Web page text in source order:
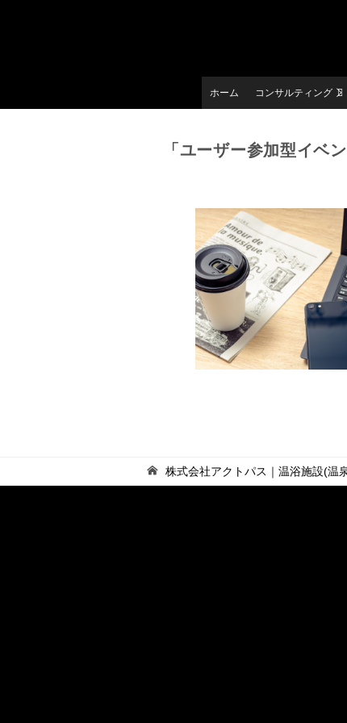
ホーム コンサルティング
「ユーザー参加型イベ
株式会社アクトパス｜温浴施設(温